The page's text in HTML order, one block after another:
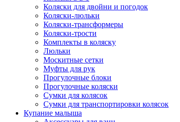
Коляски для двойни и погодок
Коляски-люльки
Коляски-трансформеры
Коляски-трости
Комплекты в коляску
Люльки
Москитные сетки
Муфты для рук
Прогулочные блоки
Прогулочные коляски
Сумки для колясок
Сумки для транспортировки колясок
Купание малыша